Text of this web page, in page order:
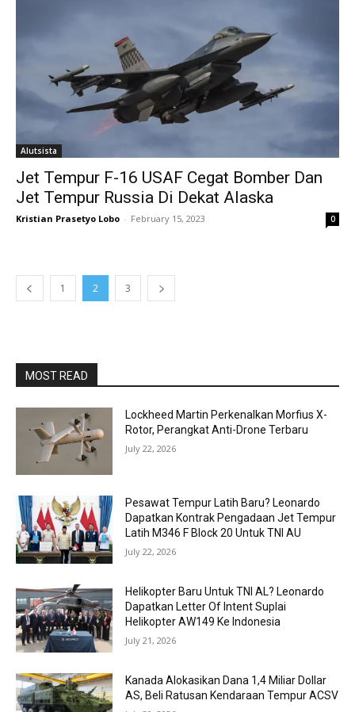
Alutsista
Jet Tempur F-16 USAF Cegat Bomber Dan
Jet Tempur Russia Di Dekat Alaska
Kristian Prasetyo Lobo - February 15, 2023 0
1 2 3
MOST READ
Lockheed Martin Perkenalkan Morfius X-
Rotor, Perangkat Anti-Drone Terbaru
July 22, 2026
Pesawat Tempur Latih Baru? Leonardo
Dapatkan Kontrak Pengadaan Jet Tempur
Latih M346 F Block 20 Untuk TNI AU
July 22, 2026
Helikopter Baru Untuk TNI AL? Leonardo
Dapatkan Letter Of Intent Suplai
Helikopter AW149 Ke Indonesia
July 21, 2026
Kanada Alokasikan Dana 1,4 Miliar Dollar
AS, Beli Ratusan Kendaraan Tempur ACSV